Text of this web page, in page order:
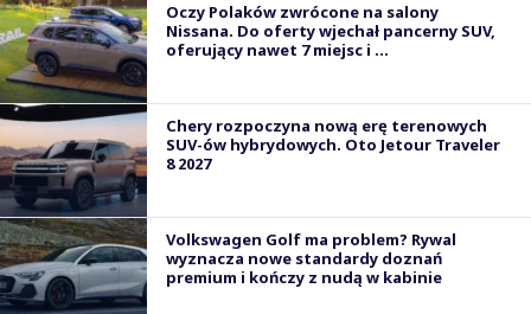
Oczy Polaków zwrócone na salony
Nissana. Do oferty wjechał pancerny SUV,
oferujący nawet 7 miejsc i ...
Chery rozpoczyna nową erę terenowych
SUV-ów hybrydowych. Oto Jetour Traveler
8 2027
Volkswagen Golf ma problem? Rywal
wyznacza nowe standardy doznań
premium i kończy z nudą w kabinie